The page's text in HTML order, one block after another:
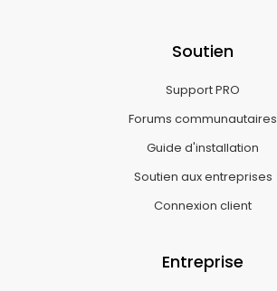
Soutien
Support PRO
Forums communautaires
Guide d'installation
Soutien aux entreprises
Connexion client
Entreprise